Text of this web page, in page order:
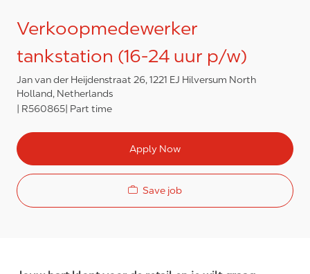
Verkoopmedewerker
tankstation (16-24 uur p/w)
Jan van der Heijdenstraat 26, 1221 EJ Hilversum North
Holland, Netherlands
R560865 Part time
Apply Now
Save job